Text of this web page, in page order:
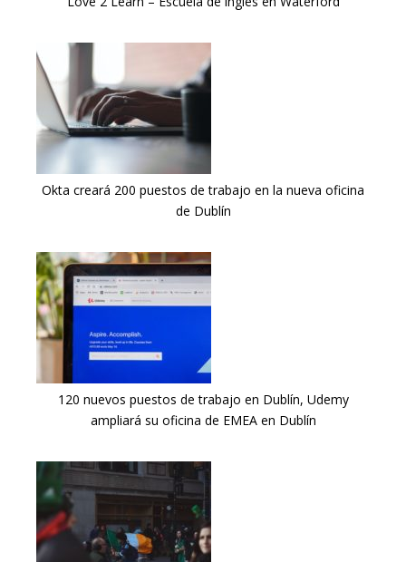
Okta creará 200 puestos de trabajo en la nueva oficina
de Dublín
120 nuevos puestos de trabajo en Dublín, Udemy
ampliará su oficina de EMEA en Dublín